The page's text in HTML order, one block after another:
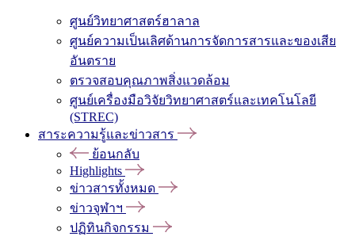
ศูนย์วิทยาศาสตร์ฮาลาล
ศูนย์ความเป็นเลิศด้านการจัดการสารและของเสีย
อันตราย
ตรวจสอบคุณภาพสิ่งแวดล้อม
ศูนย์เครื่องมือวิจัยวิทยาศาสตร์และเทคโนโลยี
(STREC)
สาระความรู้และข่าวสาร
ย้อนกลับ
Highlights
ข่าวสารทั้งหมด
ข่าวจุฬาฯ
ปฏิทินกิจกรรม